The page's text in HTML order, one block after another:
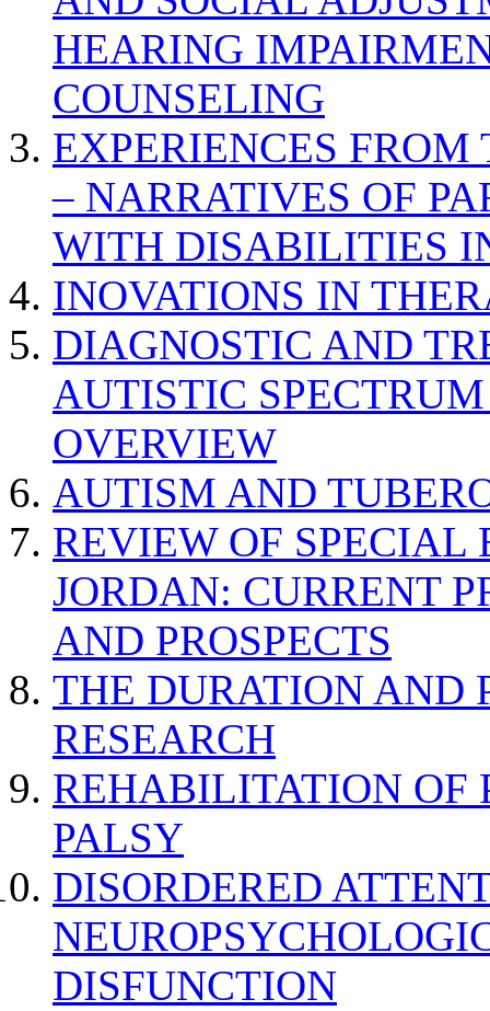
HEARING
COUNSELING
EXPERIENCES
– NARRATIVES OF
WITH DISABILITIES
INOVATIONS IN
DIAGNOSTIC AND
AUTISTIC
OVERVIEW
AUTISM AND
REVIEW OF SPECIAL
JORDAN: CURRENT
AND PROSPECTS
THE DURATION AND
RESEARCH
REHABILITATION OF
PALSY
DISORDERED
DISFUNCTION